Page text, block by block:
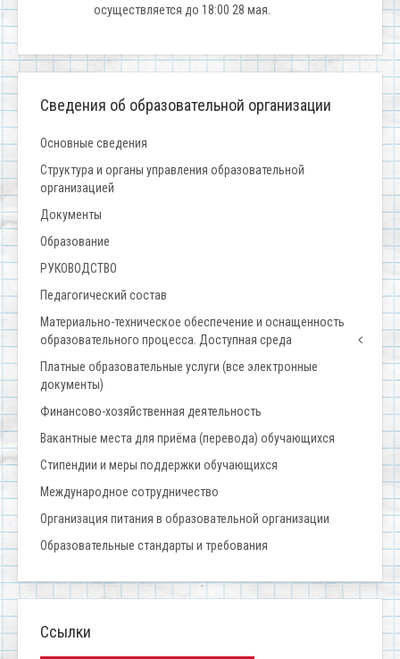
осуществляется до 18:00 28 мая.
Сведения об образовательной организации
Основные сведения
Структура и органы управления образовательной
организацией
Документы
Образование
РУКОВОДСТВО
Педагогический состав
Материально-техническое обеспечение и оснащенность
образовательного процесса. Доступная среда
Платные образовательные услуги (все электронные
документы)
Финансово-хозяйственная деятельность
Вакантные места для приёма (перевода) обучающихся
Стипендии и меры поддержки обучающихся
Международное сотрудничество
Организация питания в образовательной организации
Образовательные стандарты и требования
Ссылки